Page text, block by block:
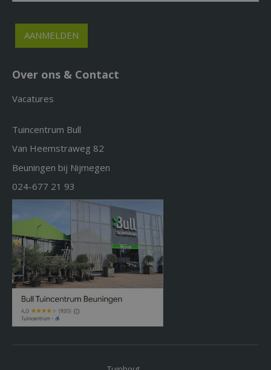
Over ons & Contact
Vacatures
Tuincentrum Bull
Van Heemstraweg 82
Beuningen bij Nijmegen
024-677 21 93